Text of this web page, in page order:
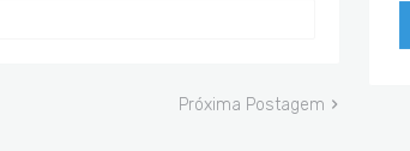
Próxima Postagem